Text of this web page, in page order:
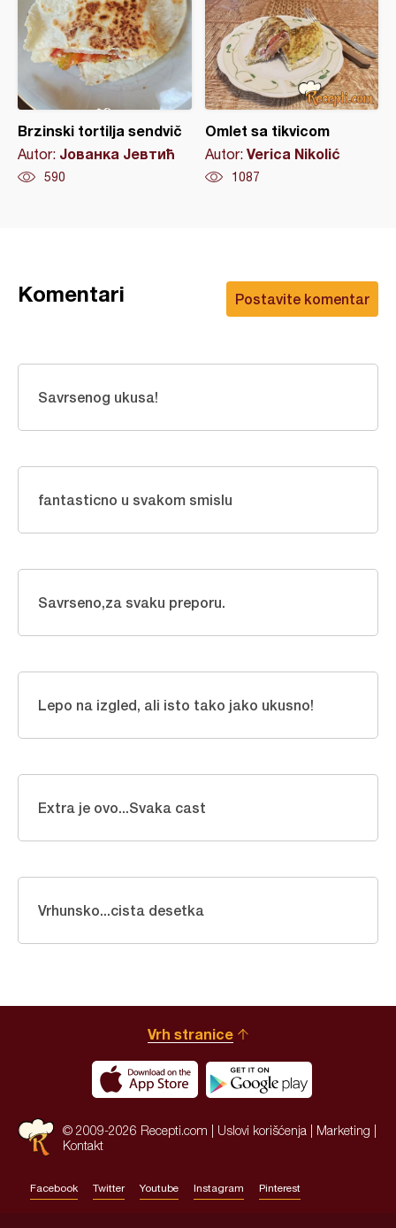
Brzinski tortilja sendvič
Autor: Јованка Јевтић
590
Omlet sa tikvicom
Autor: Verica Nikolić
1087
Postavite komentar
Komentari
Savrsenog ukusa!
fantasticno u svakom smislu
Savrseno,za svaku preporu.
Lepo na izgled, ali isto tako jako ukusno!
Extra je ovo...Svaka cast
Vrhunsko...cista desetka
Vrh stranice
© 2009-2026 Recepti.com | Uslovi korišćenja Marketing
Kontakt
Facebook Twitter Youtube Instagram Pinterest